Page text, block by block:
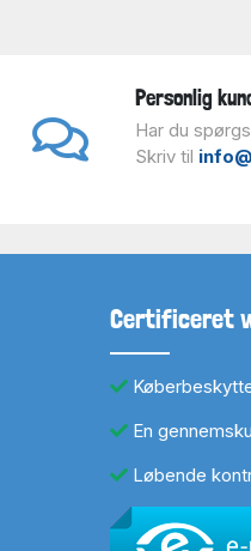
Personlig
Har du
Skriv til
Certificeret
En
Løbende